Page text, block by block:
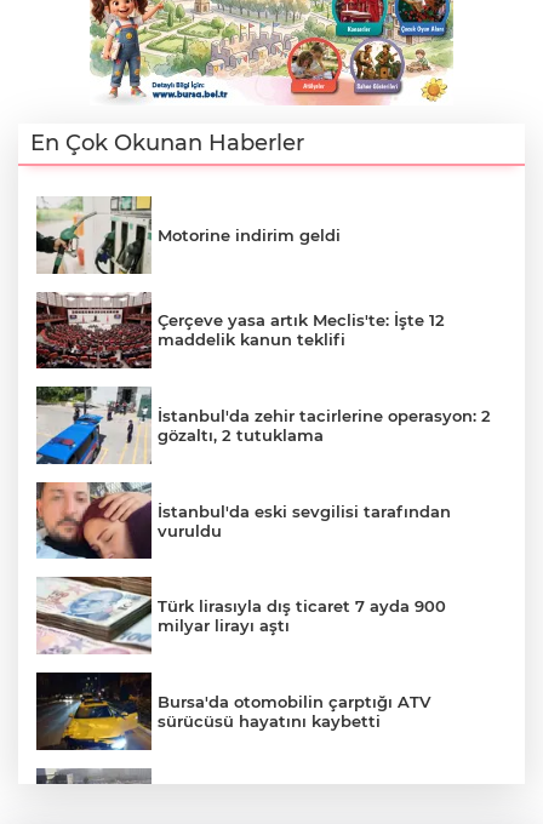
En Çok Okunan Haberler
Motorine indirim geldi
Çerçeve yasa artık Meclis'te: İşte 12
maddelik kanun teklifi
İstanbul'da zehir tacirlerine operasyon: 2
gözaltı, 2 tutuklama
İstanbul'da eski sevgilisi tarafından
vuruldu
Türk lirasıyla dış ticaret 7 ayda 900
milyar lirayı aştı
Bursa'da otomobilin çarptığı ATV
sürücüsü hayatını kaybetti